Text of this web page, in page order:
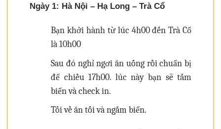
Ngày 1: Hà Nội – Hạ Long – Trà Cổ
Bạn khởi hành từ lúc 4h00 đến Trà Cổ
là 10h00
Sau đó nghỉ ngơi ăn uống rồi chuẩn bị
để chiều 17h00. lúc này bạn sẽ tắm
biển và check in.
Tối về ăn tối và ngắm biển.